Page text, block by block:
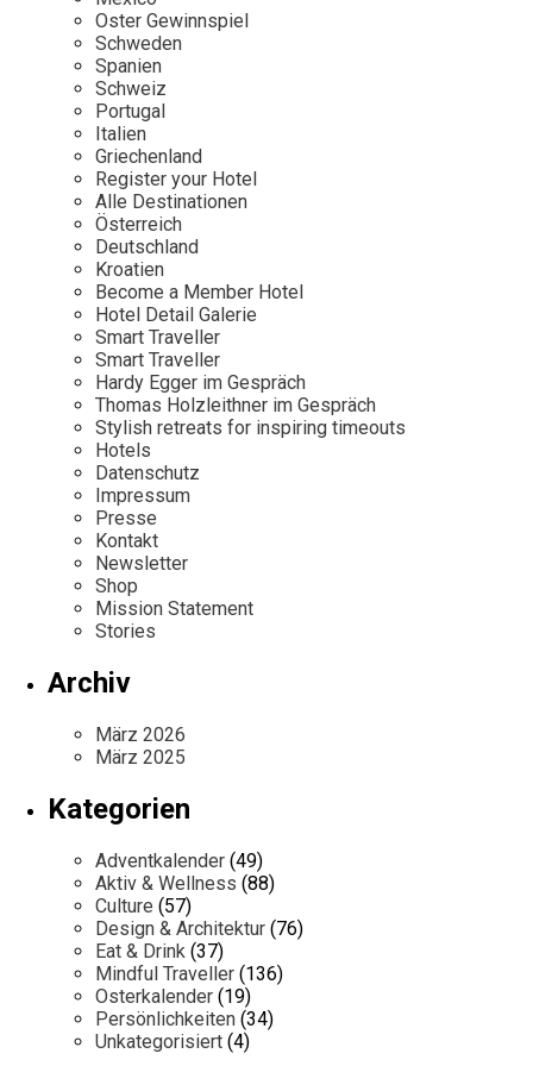
Mexico
Niederlande
Österreich
Portugal
Schweden
Spanien
Schweiz
Persönlichkeiten
Our Story
Career
Kontakt
Impressum
Oster Gewinnspiel
Schweden
Spanien
Schweiz
Portugal
Italien
Griechenland
Register your Hotel
Alle Destinationen
Österreich
Deutschland
Kroatien
Become a Member Hotel
Hotel Detail Galerie
Smart Traveller
Smart Traveller
Hardy Egger im Gespräch
Thomas Holzleithner im Gespräch
Stylish retreats for inspiring timeouts
Hotels
Datenschutz
Impressum
Presse
Kontakt
Newsletter
Shop
Mission Statement
Stories
Archiv
März 2026
März 2025
Kategorien
Adventkalender (49)
Aktiv & Wellness (88)
Culture (57)
Design & Architektur (76)
Eat & Drink (37)
Mindful Traveller (136)
Osterkalender (19)
Persönlichkeiten (34)
Unkategorisiert (4)